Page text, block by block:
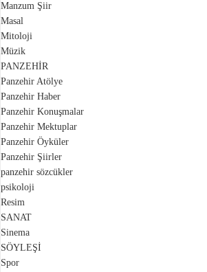
Manzum Şiir
Masal
Mitoloji
Müzik
PANZEHİR
Panzehir Atölye
Panzehir Haber
Panzehir Konuşmalar
Panzehir Mektuplar
Panzehir Öyküler
Panzehir Şiirler
panzehir sözcükler
psikoloji
Resim
SANAT
Sinema
SÖYLEŞİ
Spor